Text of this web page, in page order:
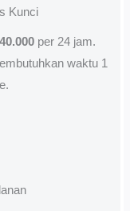
Kunci
per 24 jam.
waktu 1